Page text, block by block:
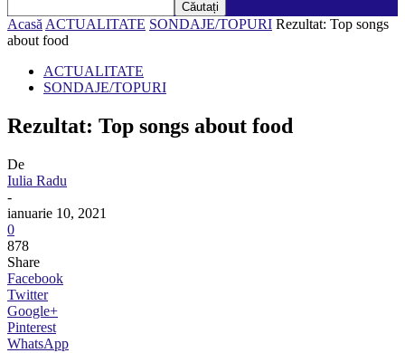
Acasă ACTUALITATE SONDAJE/TOPURI Rezultat: Top songs
about food
ACTUALITATE
SONDAJE/TOPURI
Rezultat: Top songs about food
De
Iulia Radu
-
ianuarie 10, 2021
0
878
Share
Facebook
Twitter
Google+
Pinterest
WhatsApp